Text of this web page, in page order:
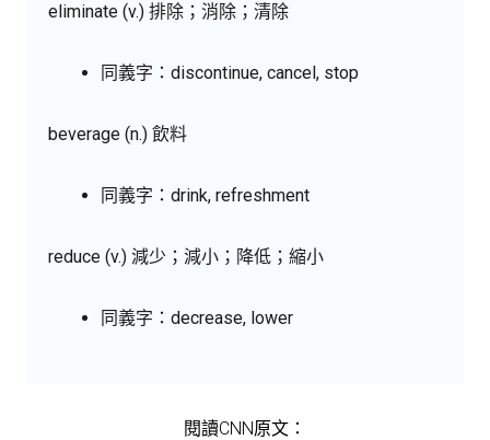
eliminate (v.) 排除；消除；清除
同義字：discontinue, cancel, stop
beverage (n.) 飲料
同義字：drink, refreshment
reduce (v.) 減少；減小；降低；縮小
同義字：decrease, lower
閱讀CNN原文：